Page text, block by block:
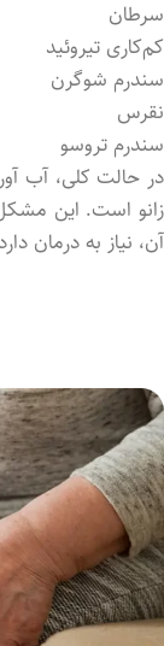
سرطان
کم‌کاری تیروئید
سندرم شوگرن
نقرس
سندرم تروسو
در حالت کلی، آب
زانو است. این
آن، نیاز به درمان